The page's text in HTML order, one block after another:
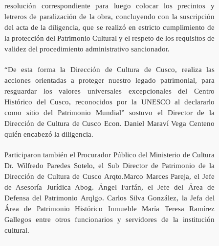
resolución correspondiente para luego colocar los precintos y
letreros de paralización de la obra, concluyendo con la suscripción
del acta de la diligencia, que se realizó en estricto cumplimiento de
la protección del Patrimonio Cultural y el respeto de los requisitos de
validez del procedimiento administrativo sancionador.
“De esta forma la Dirección de Cultura de Cusco, realiza las
acciones orientadas a proteger nuestro legado patrimonial, para
resguardar los valores universales excepcionales del Centro
Histórico del Cusco, reconocidos por la UNESCO al declararlo
como sitio del Patrimonio Mundial” sostuvo el Director de la
Dirección de Cultura de Cusco Econ. Daniel Maraví Vega Centeno
quién encabezó la diligencia.
Participaron también el Procurador Público del Ministerio de Cultura
Dr. Wilfredo Paredes Sotelo, el Sub Director de Patrimonio de la
Dirección de Cultura de Cusco Arqto.Marco Marces Pareja, el Jefe
de Asesoría Jurídica Abog. Ángel Farfán, el Jefe del Área de
Defensa del Patrimonio Arqlgo. Carlos Silva González, la Jefa del
Área de Patrimonio Histórico Inmueble María Teresa Ramírez
Gallegos entre otros funcionarios y servidores de la institución
cultural.